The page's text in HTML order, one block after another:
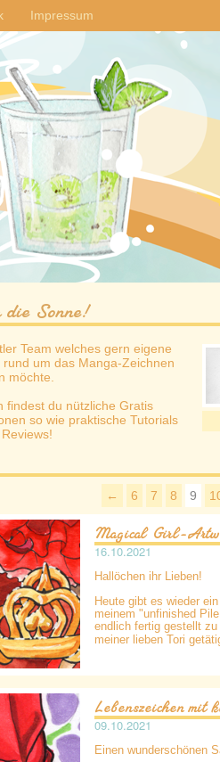
Impressum
Sonne!
Team welches gern eigene
um das Manga-Zeichnen
möchte.
findest du nützliche Gratis
so wie praktische Tutorials
← 6 7 8 9
Magical Girl-
16.10.2021
Hallöchen ihr Lieben!
Heute gibt es wieder
meinem "unfinished
endlich fertig gestellt
meiner lieben Tori
Lebenszeichen mit
09.10.2021
Einen wunderschönen